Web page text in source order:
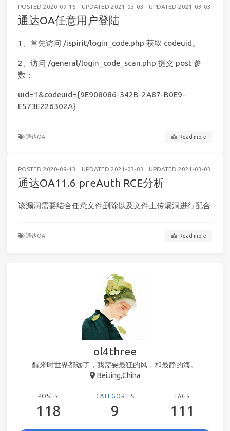
POSTED 2020-09-15 UPDATED 2021-03-03 UPDATED 2021-03-03
通达OA任意用户登陆
1、首先访问 /ispirit/login_code.php 获取 codeuid。
2、访问 /general/login_code_scan.php 提交 post 参
数：
uid=1&codeuid={9E908086-342B-2A87-B0E9-
E573E226302A}
通达OA Read more
POSTED 2020-09-13 UPDATED 2021-03-03 UPDATED 2021-03-03
通达OA11.6 preAuth RCE分析
该漏洞需要结合任意文件删除以及文件上传漏洞进行配合
通达OA Read more
ol4three
醒来时世界都远了，我需要最狂的风，和最静的海。
BeiJing,China
POSTS
118
CATEGORIES
9
TAGS
111